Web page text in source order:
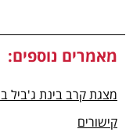
מאמרים נוספים:
מצגת קרב בינת ג'ביל
קישורים